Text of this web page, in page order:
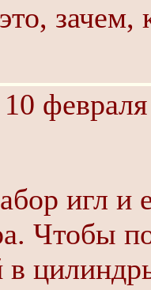
зачем,
игл и
Чтобы
в